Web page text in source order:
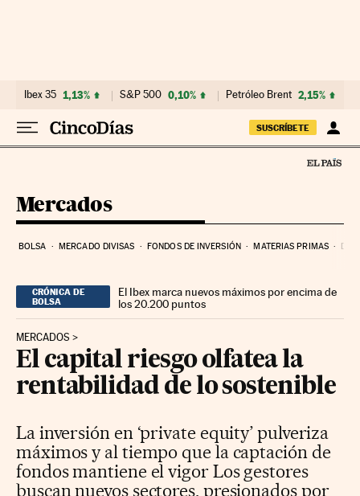
Ibex 35 1,13% S&P 500 0,10% Petróleo Brent 2,15%
SUSCRÍBETE
Mercados
BOLSA MERCADO DIVISAS FONDOS DE INVERSIÓN MATERIAS PRIMAS
CRÓNICA DE
BOLSA
El Ibex marca nuevos máximos por encima de
los 20.200 puntos
MERCADOS
El capital riesgo olfatea la
rentabilidad de lo sostenible
La inversión en ‘private equity’ pulveriza
máximos y al tiempo que la captación de
fondos mantiene el vigor Los gestores
buscan nuevos sectores, presionados por